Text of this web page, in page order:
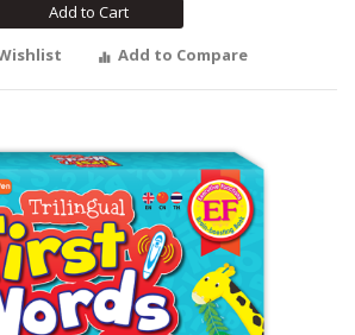
Add to Cart
Add to Compare